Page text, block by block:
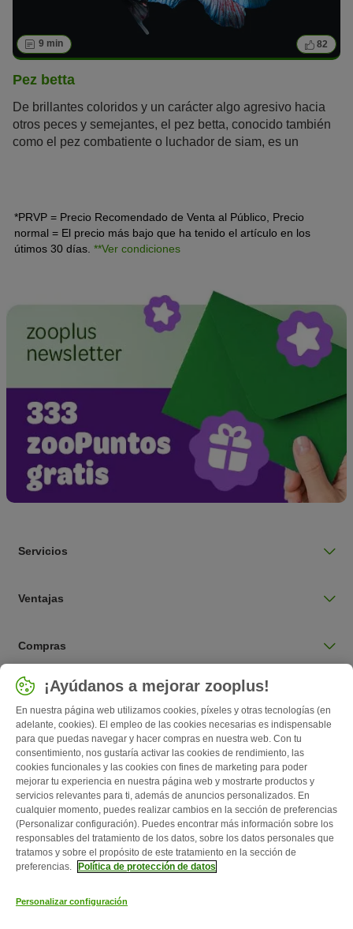
9 min 82
Pez betta
De brillantes coloridos y un carácter algo agresivo hacia
otros peces y semejantes, el pez betta, conocido también
como el pez combatiente o luchador de siam, es un
principiantes en la acuariofilia.
*PRVP = Precio Recomendado de Venta al Público, Precio
normal = El precio más bajo que ha tenido el artículo en los
útimos 30 días. **Ver condiciones
Servicios
Ventajas
Compras
Seleccionar país
España / ES
Follow zooplus
Quiénes somos Empleo
¡Ayúdanos a mejorar zooplus!
En nuestra página web utilizamos cookies, píxeles y otras tecnologías (en
adelante, cookies). El empleo de las cookies necesarias es indispensable
para que puedas navegar y hacer compras en nuestra web. Con tu
consentimiento, nos gustaría activar las cookies de rendimiento, las
cookies funcionales y las cookies con fines de marketing para poder
mejorar tu experiencia en nuestra página web y mostrarte productos y
servicios relevantes para ti, además de anuncios personalizados. En
cualquier momento, puedes realizar cambios en la sección de preferencias
(Personalizar configuración). Puedes encontrar más información sobre los
responsables del tratamiento de los datos, sobre los datos personales que
tratamos y sobre el propósito de este tratamiento en la sección de
preferencias.
Política de protección de datos
Personalizar configuración